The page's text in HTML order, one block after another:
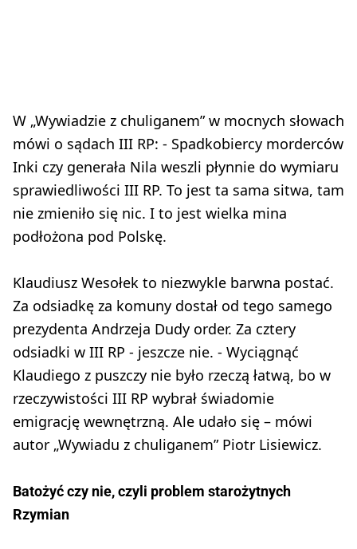
W „Wywiadzie z chuliganem” w mocnych słowach
mówi o sądach III RP: - Spadkobiercy morderców
Inki czy generała Nila weszli płynnie do wymiaru
sprawiedliwości III RP. To jest ta sama sitwa, tam
nie zmieniło się nic. I to jest wielka mina
podłożona pod Polskę.
Klaudiusz Wesołek to niezwykle barwna postać.
Za odsiadkę za komuny dostał od tego samego
prezydenta Andrzeja Dudy order. Za cztery
odsiadki w III RP - jeszcze nie. - Wyciągnąć
Klaudiego z puszczy nie było rzeczą łatwą, bo w
rzeczywistości III RP wybrał świadomie
emigrację wewnętrzną. Ale udało się – mówi
autor „Wywiadu z chuliganem” Piotr Lisiewicz.
Batożyć czy nie, czyli problem starożytnych
Rzymian